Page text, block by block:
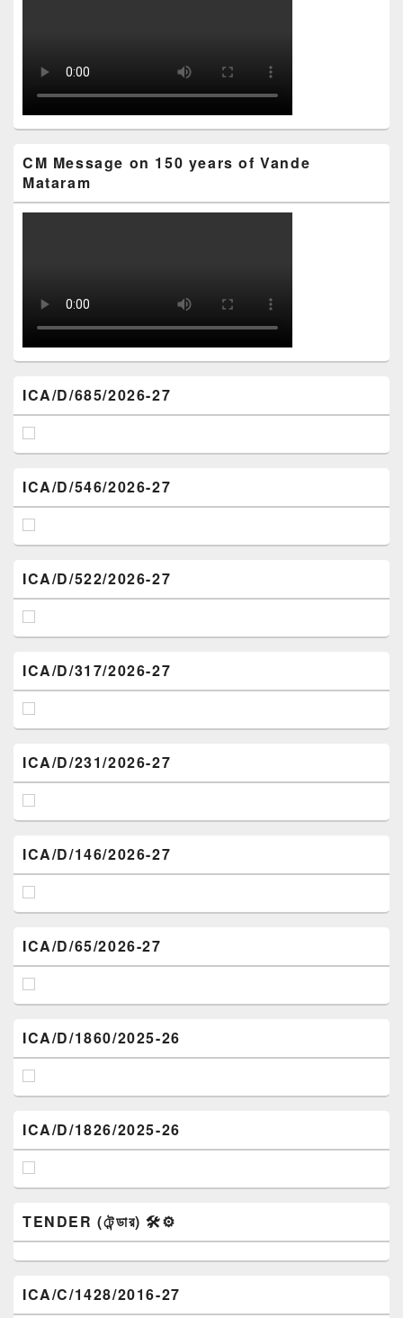
CM Message on 150 years of Vande
Mataram
ICA/D/685/2026-27
ICA/D/546/2026-27
ICA/D/522/2026-27
ICA/D/317/2026-27
ICA/D/231/2026-27
ICA/D/146/2026-27
ICA/D/65/2026-27
ICA/D/1860/2025-26
ICA/D/1826/2025-26
TENDER (টেন্ডার) 🛠️⚙️
ICA/C/1428/2016-27